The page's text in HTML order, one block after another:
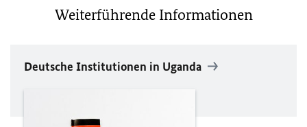
Weiterführende Informationen
Deutsche Institutionen in Uganda